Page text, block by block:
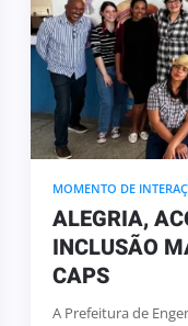
MOMENTO DE
ALEGRIA,
INCLUSÃO
CAPS
A Prefeitura de